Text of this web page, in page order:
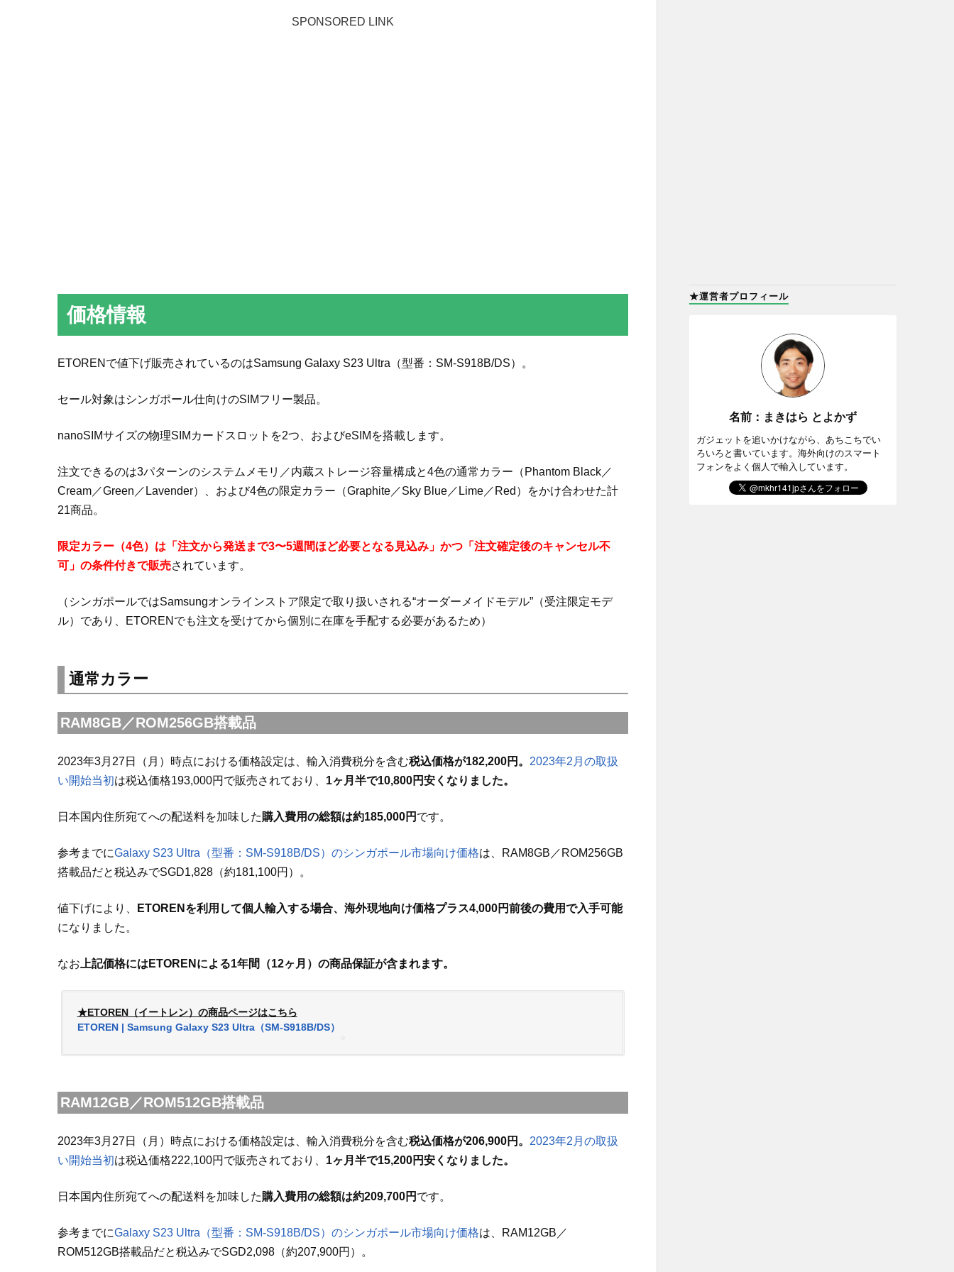
SPONSORED LINK
価格情報
ETORENで値下げ販売されているのはSamsung Galaxy S23 Ultra（型番：SM-S918B/DS）。
セール対象はシンガポール仕向けのSIMフリー製品。
nanoSIMサイズの物理SIMカードスロットを2つ、およびeSIMを搭載します。
注文できるのは3パターンのシステムメモリ／内蔵ストレージ容量構成と4色の通常カラー（Phantom Black／
Cream／Green／Lavender）、および4色の限定カラー（Graphite／Sky Blue／Lime／Red）をかけ合わせた計
21商品。
限定カラー（4色）は「注文から発送まで3〜5週間ほど必要となる見込み」かつ「注文確定後のキャンセル不
可」の条件付きで販売されています。
（シンガポールではSamsungオンラインストア限定で取り扱いされる“オーダーメイドモデル”（受注限定モデ
ル）であり、ETORENでも注文を受けてから個別に在庫を手配する必要があるため）
通常カラー
RAM8GB／ROM256GB搭載品
2023年3月27日（月）時点における価格設定は、輸入消費税分を含む税込価格が182,200円。 2023年2月の取扱
い開始当初は税込価格193,000円で販売されており、 1ヶ月半で10,800円安くなりました。
日本国内住所宛てへの配送料を加味した購入費用の総額は約185,000円 です。
参考までにGalaxy S23 Ultra（型番：SM-S918B/DS）のシンガポール市場向け価格は、RAM8GB／ROM256GB
搭載品だと税込みでSGD1,828（約181,100円）。
値下げにより、
ETORENを利用して個人輸入する場合、海外現地向け価格プラス4,000円前後の費用で入手可能
になりました。
なお 上記価格にはETORENによる1年間（12ヶ月）の商品保証が含まれます。
★ETOREN（イートレン）の商品ページはこちら
ETOREN | Samsung Galaxy S23 Ultra（SM-S918B/DS）
RAM12GB／ROM512GB搭載品
2023年3月27日（月）時点における価格設定は、輸入消費税分を含む税込価格が206,900円。 2023年2月の取扱
い開始当初は税込価格222,100円で販売されており、 1ヶ月半で15,200円安くなりました。
日本国内住所宛てへの配送料を加味した購入費用の総額は約209,700円 です。
参考までにGalaxy S23 Ultra（型番：SM-S918B/DS）のシンガポール市場向け価格は、RAM12GB／
ROM512GB搭載品だと税込みでSGD2,098（約207,900円）。
★運営者プロフィール
名前：まきはら とよかず
ガジェットを追いかけながら、あちこちでい
ろいろと書いています。海外向けのスマート
フォンをよく個人で輸入しています。